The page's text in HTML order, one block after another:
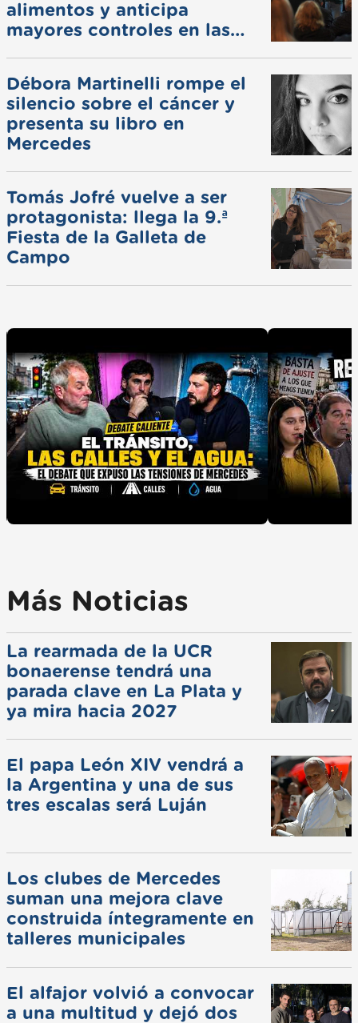
alimentos y anticipa
mayores controles en las
Débora Martinelli rompe el
silencio sobre el cáncer y
presenta su libro en
Mercedes
Tomás Jofré vuelve a ser
protagonista: llega la 9.ª
Fiesta de la Galleta de
Campo
Más Noticias
La rearmada de la UCR
bonaerense tendrá una
parada clave en La Plata y
ya mira hacia 2027
El papa León XIV vendrá a
la Argentina y una de sus
tres escalas será Luján
Los clubes de Mercedes
suman una mejora clave
construida íntegramente en
talleres municipales
El alfajor volvió a convocar
a una multitud y dejó dos